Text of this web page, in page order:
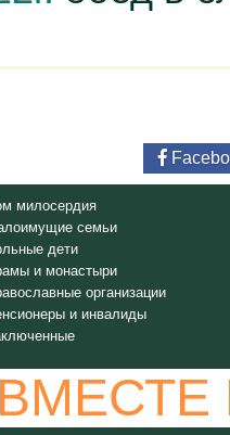
милосердия
семьи
дети
и монастыри
организации
и инвалиды